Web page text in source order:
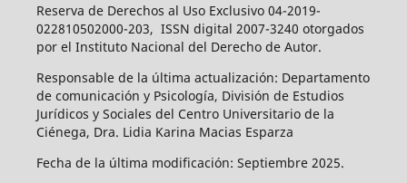
Reserva de Derechos al Uso Exclusivo 04-2019-
022810502000-203, ISSN digital 2007-3240 otorgados
por el Instituto Nacional del Derecho de Autor.
Responsable de la última actualización: Departamento
de comunicación y Psicología, División de Estudios
Jurídicos y Sociales del Centro Universitario de la
Ciénega, Dra. Lidia Karina Macias Esparza
Fecha de la última modificación: Septiembre 2025.